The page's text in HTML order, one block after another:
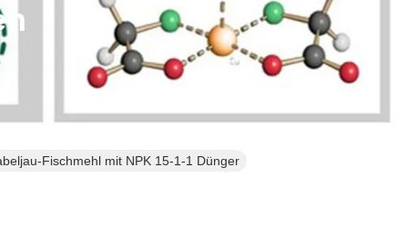
Fischmehl mit NPK 15-1-1 Dünger